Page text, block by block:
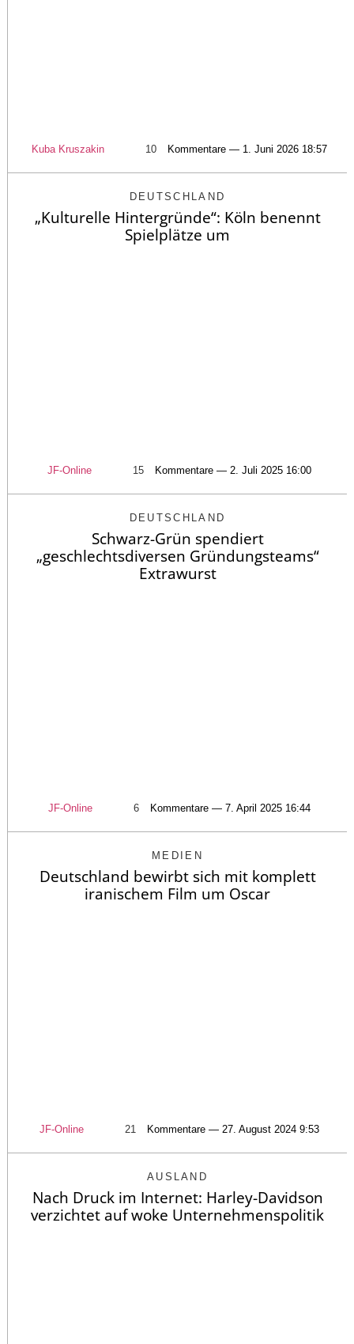
Kuba Kruszakin 10 Kommentare — 1. Juni 2026 18:57
DEUTSCHLAND
„Kulturelle Hintergründe“: Köln benennt
Spielplätze um
JF-Online 15 Kommentare — 2. Juli 2025 16:00
DEUTSCHLAND
Schwarz-Grün spendiert
„geschlechtsdiversen Gründungsteams“
Extrawurst
JF-Online 6 Kommentare — 7. April 2025 16:44
MEDIEN
Deutschland bewirbt sich mit komplett
iranischem Film um Oscar
JF-Online 21 Kommentare — 27. August 2024 9:53
AUSLAND
Nach Druck im Internet: Harley-Davidson
verzichtet auf woke Unternehmenspolitik